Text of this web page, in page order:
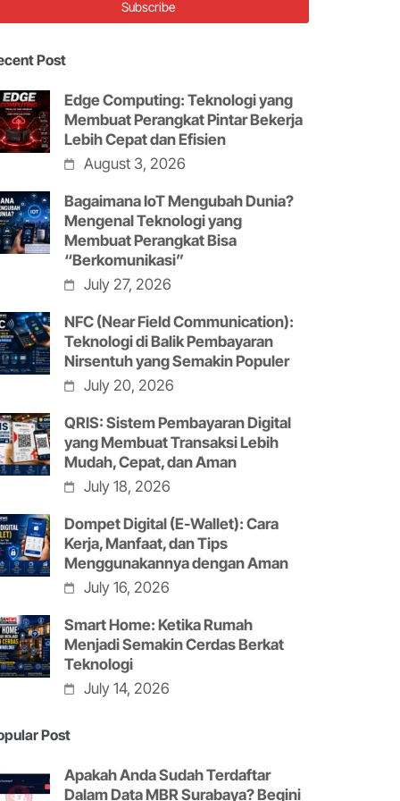
Post
Edge Computing: Teknologi yang
Membuat Perangkat Pintar Bekerja
Lebih Cepat dan Efisien
August 3, 2026
Bagaimana IoT Mengubah Dunia?
Mengenal Teknologi yang
Membuat Perangkat Bisa
“Berkomunikasi”
July 27, 2026
NFC (Near Field Communication):
Teknologi di Balik Pembayaran
Nirsentuh yang Semakin Populer
July 20, 2026
QRIS: Sistem Pembayaran Digital
yang Membuat Transaksi Lebih
Mudah, Cepat, dan Aman
July 18, 2026
Dompet Digital (E-Wallet): Cara
Kerja, Manfaat, dan Tips
Menggunakannya dengan Aman
July 16, 2026
Smart Home: Ketika Rumah
Menjadi Semakin Cerdas Berkat
Teknologi
July 14, 2026
Post
Apakah Anda Sudah Terdaftar
Dalam Data MBR Surabaya? Begini